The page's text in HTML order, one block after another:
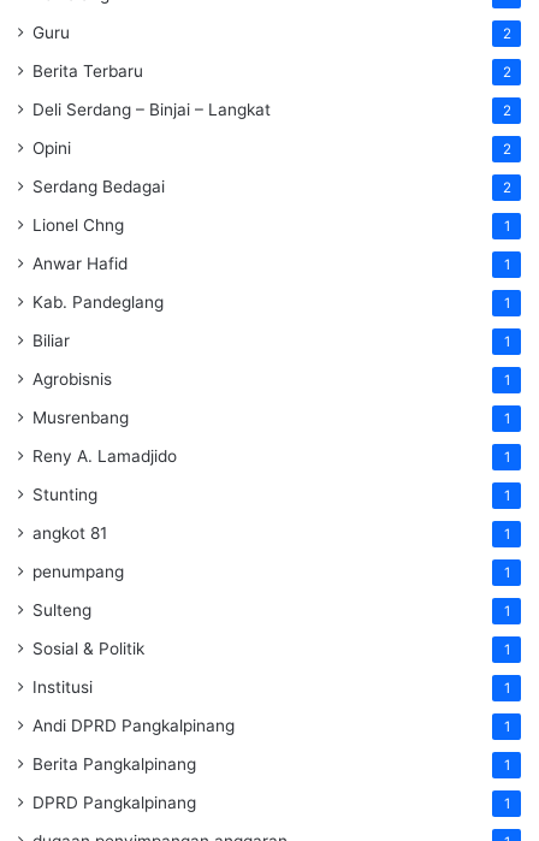
Guru 2
Berita Terbaru 2
Deli Serdang – Binjai – Langkat 2
Opini 2
Serdang Bedagai 2
Lionel Chng 1
Anwar Hafid 1
Kab. Pandeglang 1
Biliar 1
Agrobisnis 1
Musrenbang 1
Reny A. Lamadjido 1
Stunting 1
angkot 81 1
penumpang 1
Sulteng 1
Sosial & Politik 1
Institusi 1
Andi DPRD Pangkalpinang 1
Berita Pangkalpinang 1
DPRD Pangkalpinang 1